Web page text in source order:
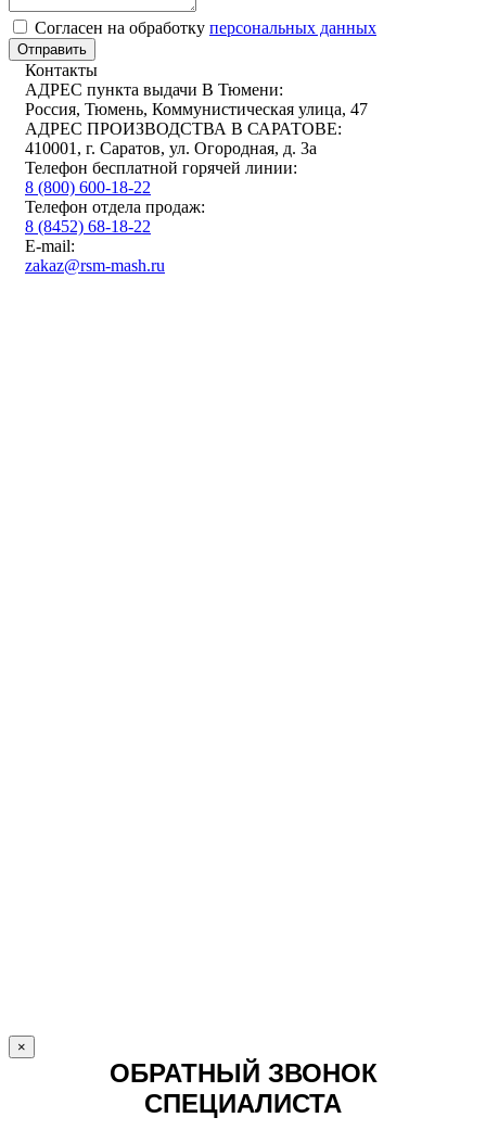
Cогласен на обработку персональных данных
Отправить
Контакты
АДРЕС пункта выдачи В Тюмени:
Россия, Тюмень, Коммунистическая улица, 47
АДРЕС ПРОИЗВОДСТВА В САРАТОВЕ:
410001, г. Саратов, ул. Огородная, д. 3а
Телефон бесплатной горячей линии:
8 (800) 600-18-22
Телефон отдела продаж:
8 (8452) 68-18-22
E-mail:
zakaz@rsm-mash.ru
×
ОБРАТНЫЙ ЗВОНОК
СПЕЦИАЛИСТА